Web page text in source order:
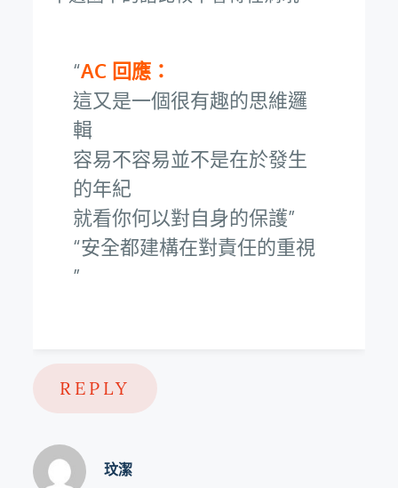
AC 回應：
這又是一個很有趣的思維邏
輯
容易不容易並不是在於發生
的年紀
就看你何以對自身的保護
安全都建構在對責任的重視
REPLY
玟潔